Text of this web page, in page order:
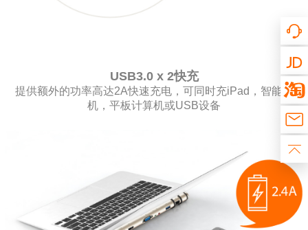
USB3.0 x 2快充
提供额外的功率高达2A快速充电，可同时充iPad，智能手
机，平板计算机或USB设备